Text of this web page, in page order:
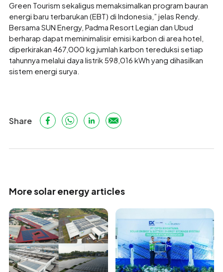
Green Tourism sekaligus memaksimalkan program bauran
energi baru terbarukan (EBT) di Indonesia,” jelas Rendy.
Bersama SUN Energy, Padma Resort Legian dan Ubud
berharap dapat meminimalisir emisi karbon di area hotel,
diperkirakan 467,000 kg jumlah karbon tereduksi setiap
tahunnya melalui daya listrik 598,016 kWh yang dihasilkan
sistem energi surya.
Share
More solar energy articles